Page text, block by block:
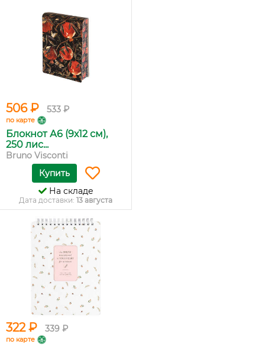
506 ₽ 533 ₽
по карте
Блокнот А6 (9х12 см),
250 лис...
Bruno Visconti
Купить
На складе
Дата доставки: 13 августа
322 ₽ 339 ₽
по карте